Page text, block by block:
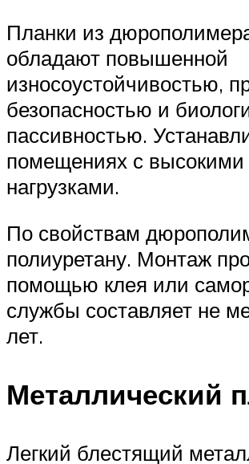
Планки из
обладают повышенной
износоустойчивостью,
безопасностью и
пассивностью.
помещениях с
нагрузками.
По свойствам
полиуретану. Монтаж
помощью клея или
службы составляет не
лет.
Металлический
Легкий блестящий